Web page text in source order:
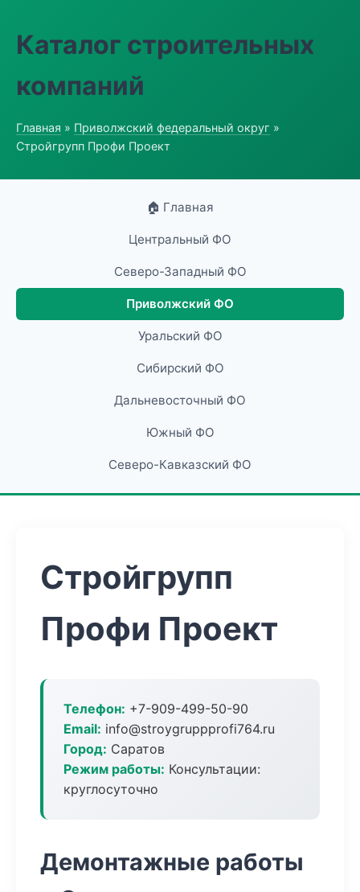
Каталог строительных
компаний
Главная » Приволжский федеральный округ »
Стройгрупп Профи Проект
🏠 Главная
Центральный ФО
Северо-Западный ФО
Приволжский ФО
Уральский ФО
Сибирский ФО
Дальневосточный ФО
Южный ФО
Северо-Кавказский ФО
Стройгрупп
Профи Проект
Телефон: +7-909-499-50-90
Email: info@stroygruppprofi764.ru
Город: Саратов
Режим работы: Консультации:
круглосуточно
Демонтажные работы